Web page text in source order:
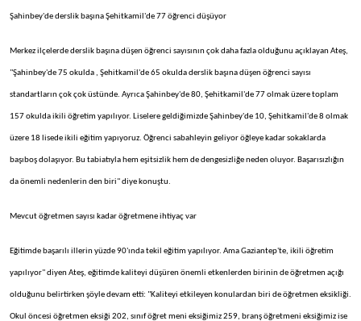
Şahinbey'de derslik başına Şehitkamil'de 77 öğrenci düşüyor
Merkez ilçelerde derslik başına düşen öğrenci sayısının çok daha fazla olduğunu açıklayan Ateş,
"Şahinbey'de 75 okulda , Şehitkamil'de 65 okulda derslik başına düşen öğrenci sayısı
standartların çok çok üstünde. Ayrıca Şahinbey'de 80, Şehitkamil'de 77 olmak üzere toplam
157 okulda ikili öğretim yapılıyor. Liselere geldiğimizde Şahinbey'de 10, Şehitkamil'de 8 olmak
üzere 18 lisede ikili eğitim yapıyoruz. Öğrenci sabahleyin geliyor öğleye kadar sokaklarda
başıboş dolaşıyor. Bu tabiatıyla hem eşitsizlik hem de dengesizliğe neden oluyor. Başarısızlığın
da önemli nedenlerin den biri" diye konuştu.
Mevcut öğretmen sayısı kadar öğretmene ihtiyaç var
Eğitimde başarılı illerin yüzde 90'ında tekil eğitim yapılıyor. Ama Gaziantep'te, ikili öğretim
yapılıyor" diyen Ateş, eğitimde kaliteyi düşüren önemli etkenlerden birinin de öğretmen açığı
olduğunu belirtirken şöyle devam etti: "Kaliteyi etkileyen konulardan biri de öğretmen eksikliği.
Okul öncesi öğretmen eksiği 202, sınıf öğret meni eksiğimiz 259, branş öğretmeni eksiğimiz ise